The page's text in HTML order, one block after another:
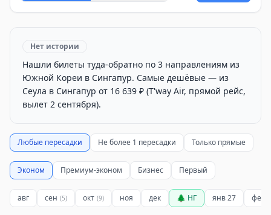
Нет истории
Нашли билеты туда-обратно по 3 направлениям из
Южной Кореи в Сингапур. Самые дешёвые — из
Сеула в Сингапур от 16 639 ₽ (T'way Air, прямой рейс,
вылет 2 сентября).
Любые пересадки Не более 1 пересадки Только прямые
Эконом Премиум-эконом Бизнес Первый
авг сен (5) окт (9) ноя дек 🌲 НГ янв 27 фев